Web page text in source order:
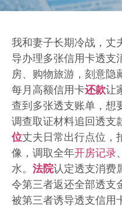
我和妻子长期冷战，丈
导办理多张信用卡透支
房、购物旅游，刻意隐
每月高额信用卡还款让
查到多张透支账单，想
调查取证材料追回透支
位丈夫日常出行点位，
像，调取全年开房记录
水。 法院认定透支消费
令第三者返还全部透支
被第三者诱导透支信用